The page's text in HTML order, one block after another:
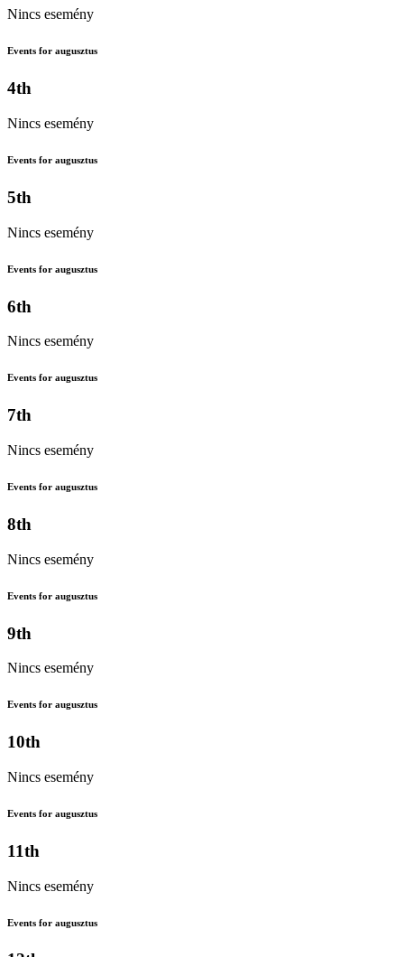
Nincs esemény
Events for augusztus
4th
Nincs esemény
Events for augusztus
5th
Nincs esemény
Events for augusztus
6th
Nincs esemény
Events for augusztus
7th
Nincs esemény
Events for augusztus
8th
Nincs esemény
Events for augusztus
9th
Nincs esemény
Events for augusztus
10th
Nincs esemény
Events for augusztus
11th
Nincs esemény
Events for augusztus